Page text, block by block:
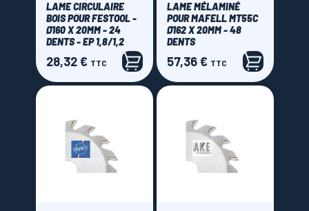
LAME CIRCULAIRE
BOIS POUR FESTOOL -
Ø160 X 20MM - 24
DENTS - EP 1,8/1,2
Prix
28,32 € TTC
LAME MÉLAMINÉ
POUR MAFELL MT55C
Ø162 X 20MM - 48
DENTS
Prix
57,36 € TTC